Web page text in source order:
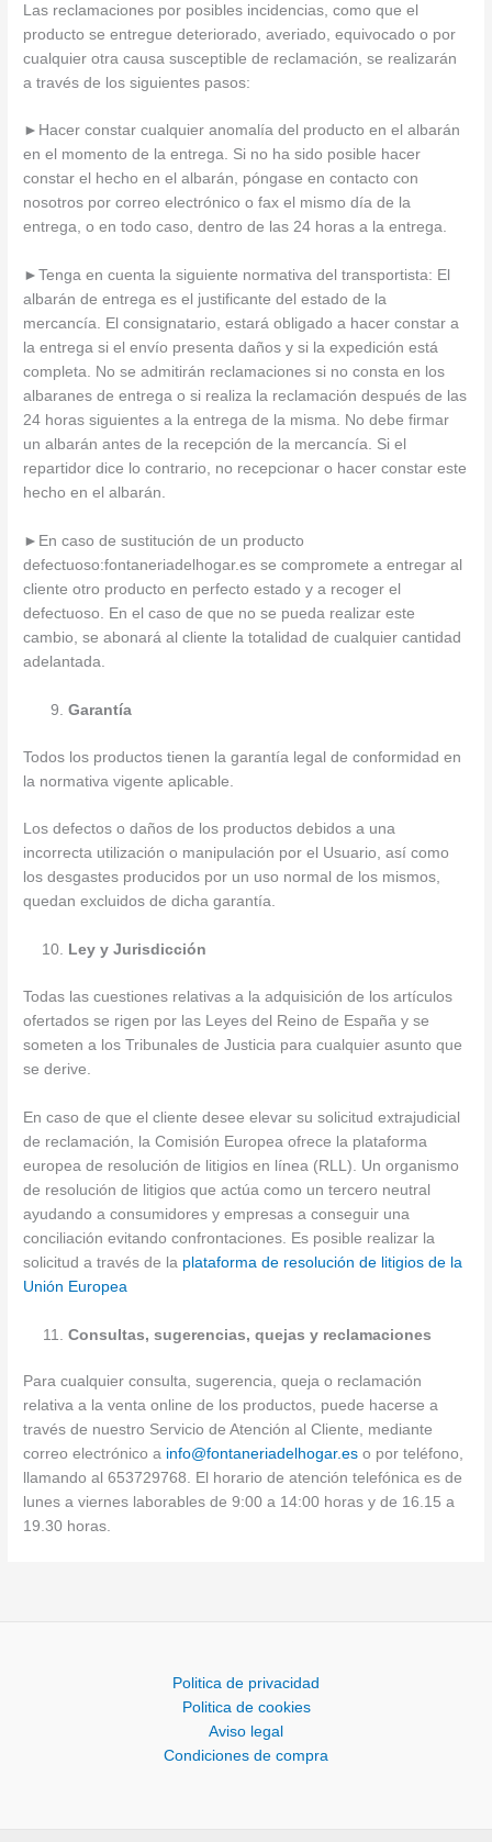
Las reclamaciones por posibles incidencias, como que el
producto se entregue deteriorado, averiado, equivocado o por
cualquier otra causa susceptible de reclamación, se realizarán
a través de los siguientes pasos:
► Hacer constar cualquier anomalía del producto en el albarán
en el momento de la entrega. Si no ha sido posible hacer
constar el hecho en el albarán, póngase en contacto con
nosotros por correo electrónico o fax el mismo día de la
entrega, o en todo caso, dentro de las 24 horas a la entrega.
►Tenga en cuenta la siguiente normativa del transportista: El
albarán de entrega es el justificante del estado de la
mercancía. El consignatario, estará obligado a hacer constar a
la entrega si el envío presenta daños y si la expedición está
completa. No se admitirán reclamaciones si no consta en los
albaranes de entrega o si realiza la reclamación después de las
24 horas siguientes a la entrega de la misma. No debe firmar
un albarán antes de la recepción de la mercancía. Si el
repartidor dice lo contrario, no recepcionar o hacer constar este
hecho en el albarán.
► En caso de sustitución de un producto
defectuoso:fontaneriadelhogar.es se compromete a entregar al
cliente otro producto en perfecto estado y a recoger el
defectuoso. En el caso de que no se pueda realizar este
cambio, se abonará al cliente la totalidad de cualquier cantidad
adelantada.
Garantía
Todos los productos tienen la garantía legal de conformidad en
la normativa vigente aplicable.
Los defectos o daños de los productos debidos a una
incorrecta utilización o manipulación por el Usuario, así como
los desgastes producidos por un uso normal de los mismos,
quedan excluidos de dicha garantía.
Ley y Jurisdicción
Todas las cuestiones relativas a la adquisición de los artículos
ofertados se rigen por las Leyes del Reino de España y se
someten a los Tribunales de Justicia para cualquier asunto que
se derive.
En caso de que el cliente desee elevar su solicitud extrajudicial
de reclamación, la Comisión Europea ofrece la plataforma
europea de resolución de litigios en línea (RLL). Un organismo
de resolución de litigios que actúa como un tercero neutral
ayudando a consumidores y empresas a conseguir una
conciliación evitando confrontaciones. Es posible realizar la
solicitud a través de la plataforma de resolución de litigios de la
Unión Europea
Consultas, sugerencias, quejas y reclamaciones
Para cualquier consulta, sugerencia, queja o reclamación
relativa a la venta online de los productos, puede hacerse a
través de nuestro Servicio de Atención al Cliente, mediante
correo electrónico a info@fontaneriadelhogar.eso por teléfono,
llamando al 653729768. El horario de atención telefónica es de
lunes a viernes laborables de 9:00 a 14:00 horas y de 16.15 a
19.30 horas.
Politica de privacidad
Politica de cookies
Aviso legal
Condiciones de compra